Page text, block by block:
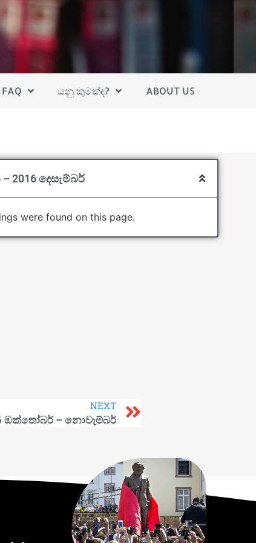
FAQ යනු කුමක්ද? ABOUT US
2016 දෙසැම්බර්
were found on this page.
NEXT
ඔක්තෝබර් – නොවැම්බර්